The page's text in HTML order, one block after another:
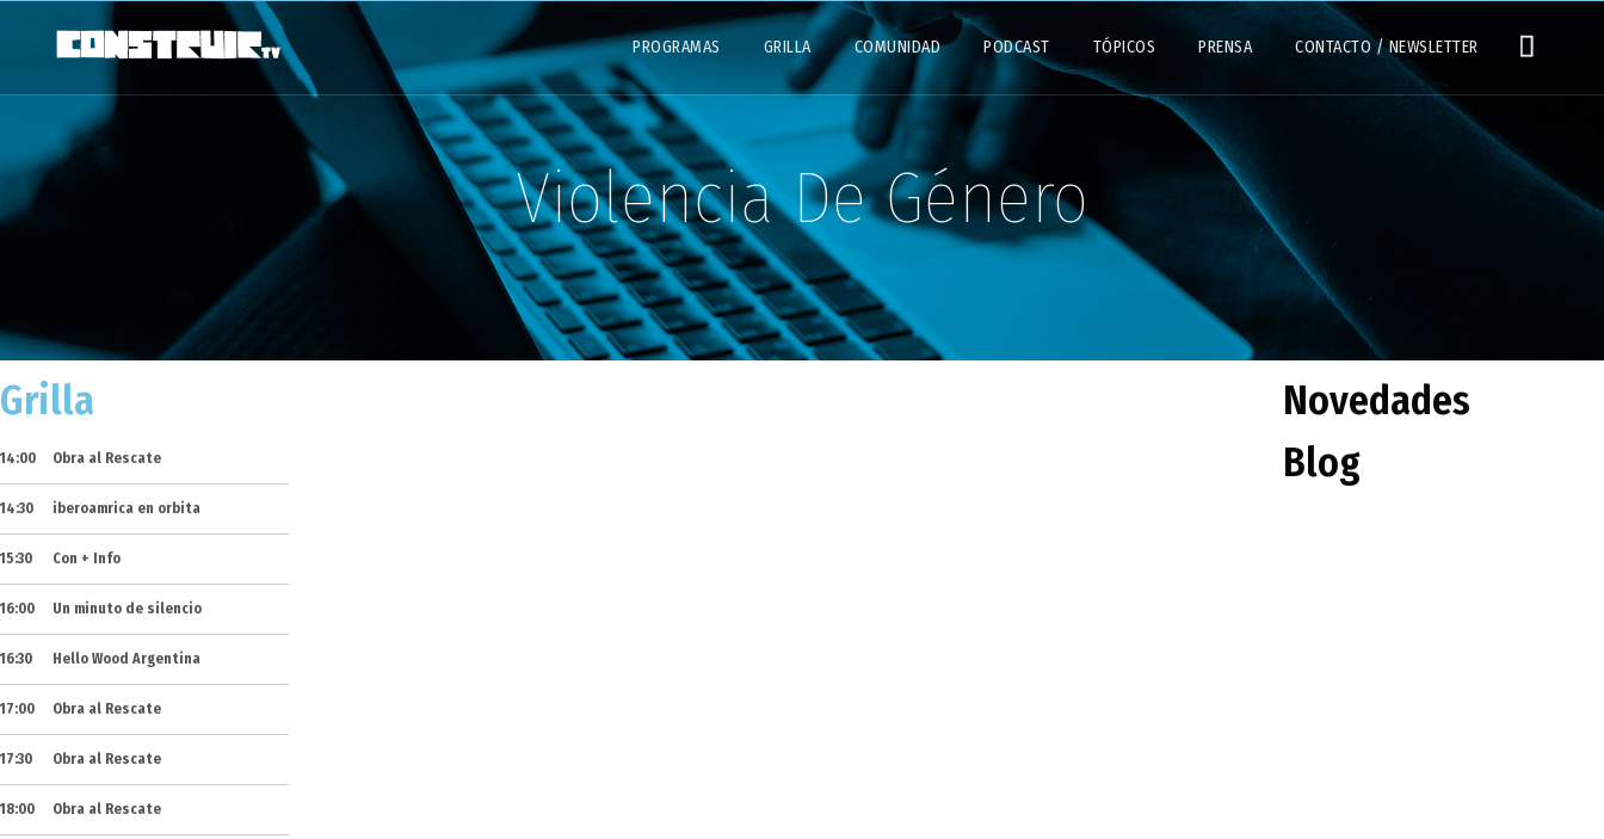
PROGRAMAS GRILLA COMUNIDAD PODCAST TÓPICOS PRENSA CONTACTO / NEWSLETTER
Violencia De Género
Grilla
14:00 Obra al Rescate
14:30 iberoamrica en orbita
15:30 Con + Info
16:00 Un minuto de silencio
16:30 Hello Wood Argentina
17:00 Obra al Rescate
17:30 Obra al Rescate
18:00 Obra al Rescate
Novedades
Blog